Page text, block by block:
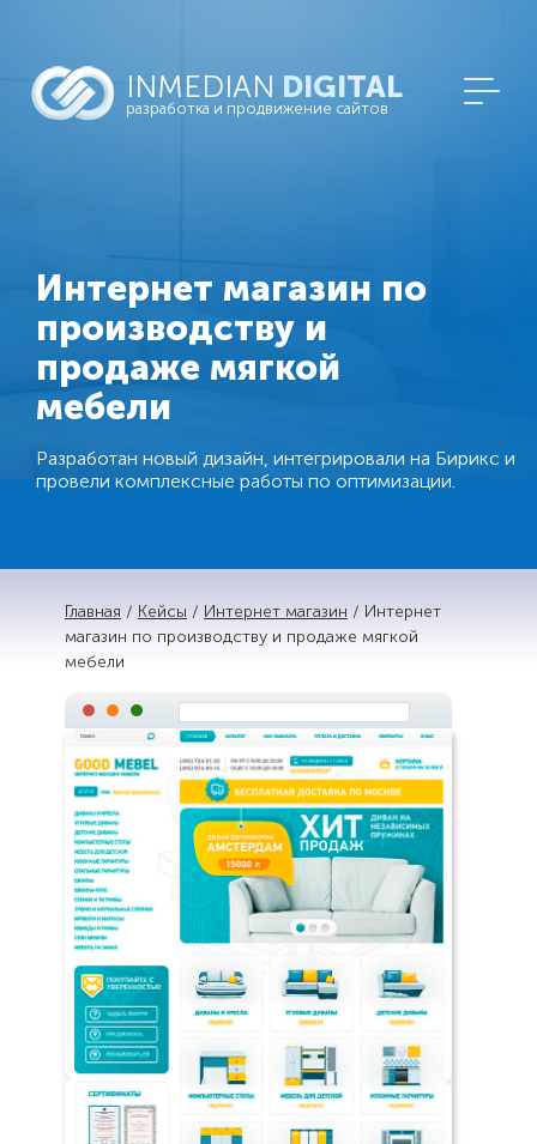
INMEDIAN DIGITAL
разработка и продвижение сайтов
Интернет магазин по
производству и
продаже мягкой
мебели
Разработан новый дизайн, интегрировали на Бирикс и
провели комплексные работы по оптимизации.
Главная / Кейсы / Интернет магазин / Интернет
магазин по производству и продаже мягкой
мебели